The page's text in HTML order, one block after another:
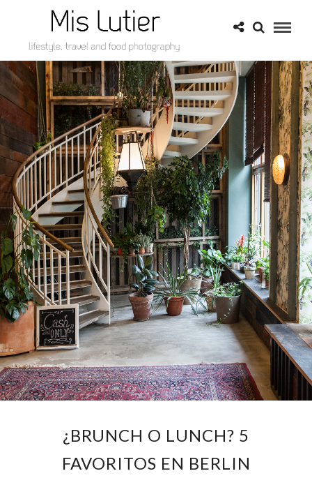
¿BRUNCH O LUNCH? 5
FAVORITOS EN BERLIN